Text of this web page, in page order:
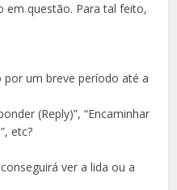
em questão. Para tal feito,
um breve período até a
(Reply)”, “Encaminhar
etc?
ver a lida ou a